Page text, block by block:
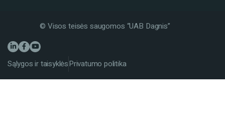
© Visos teisės saugomos “UAB Dagnis”
Sąlygos ir taisyklėsPrivatumo politika